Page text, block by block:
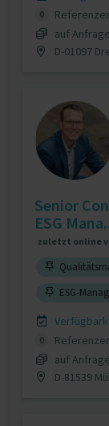
0
auf Anfrage
D-01097
Senior
ESG
zuletzt online
ESG-
0
auf Anfrage
D-81539